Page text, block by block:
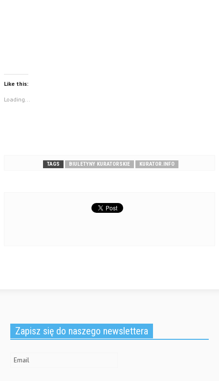
Like this:
Loading...
TAGS BIULETYNY KURATORSKIE KURATOR.INFO
Zapisz się do naszego newslettera